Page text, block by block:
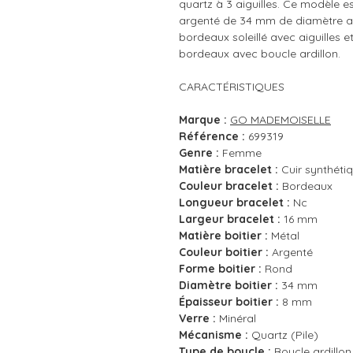
quartz à 3 aiguilles. Ce modèle
argenté de 34 mm de diamètre
bordeaux soleillé avec aiguilles
bordeaux avec boucle ardillon.
CARACTÉRISTIQUES
Marque : GO MADEMOISELLE
Référence : 699319
Genre : Femme
Matière bracelet : Cuir
Couleur bracelet : Bordeaux
Longueur bracelet : Nc
Largeur bracelet : 16 mm
Matière boitier : Métal
Couleur boitier : Argenté
Forme boitier : Rond
Diamètre boitier : 34 mm
Épaisseur boitier : 8 mm
Verre : Minéral
Mécanisme : Quartz (Pile)